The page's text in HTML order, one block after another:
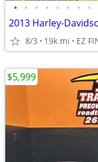
• • • • • • • •
2013 Harley-
8/3 19k mi EZ
$5,999